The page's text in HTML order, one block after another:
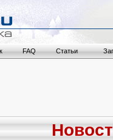
FAQ Статьи